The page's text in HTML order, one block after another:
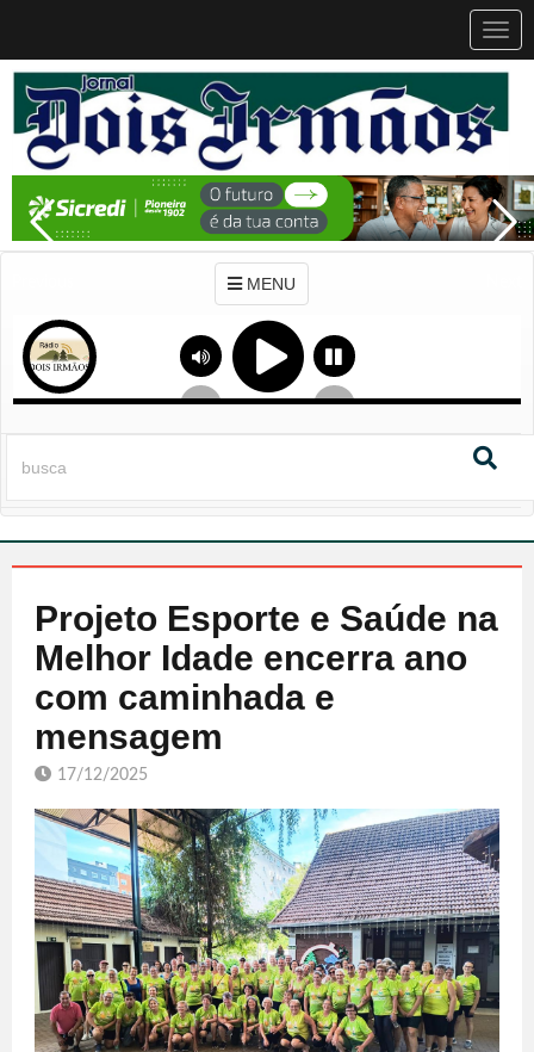
MENU
Projeto Esporte e Saúde na
Melhor Idade encerra ano
com caminhada e
mensagem
17/12/2025